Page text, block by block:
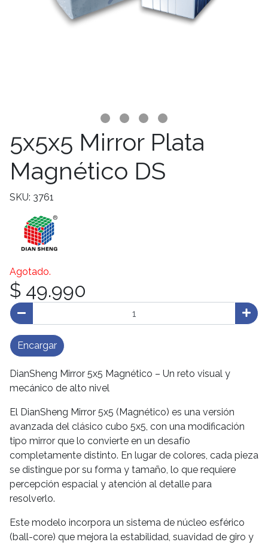
5x5x5 Mirror Plata
Magnético DS
SKU: 3761
Agotado.
$ 49.990
Encargar
DianSheng Mirror 5x5 Magnético – Un reto visual y
mecánico de alto nivel
El DianSheng Mirror 5x5 (Magnético) es una versión
avanzada del clásico cubo 5x5, con una modificación
tipo mirror que lo convierte en un desafío
completamente distinto. En lugar de colores, cada pieza
se distingue por su forma y tamaño, lo que requiere
percepción espacial y atención al detalle para
resolverlo.
Este modelo incorpora un sistema de núcleo esférico
(ball-core) que mejora la estabilidad, suavidad de giro y